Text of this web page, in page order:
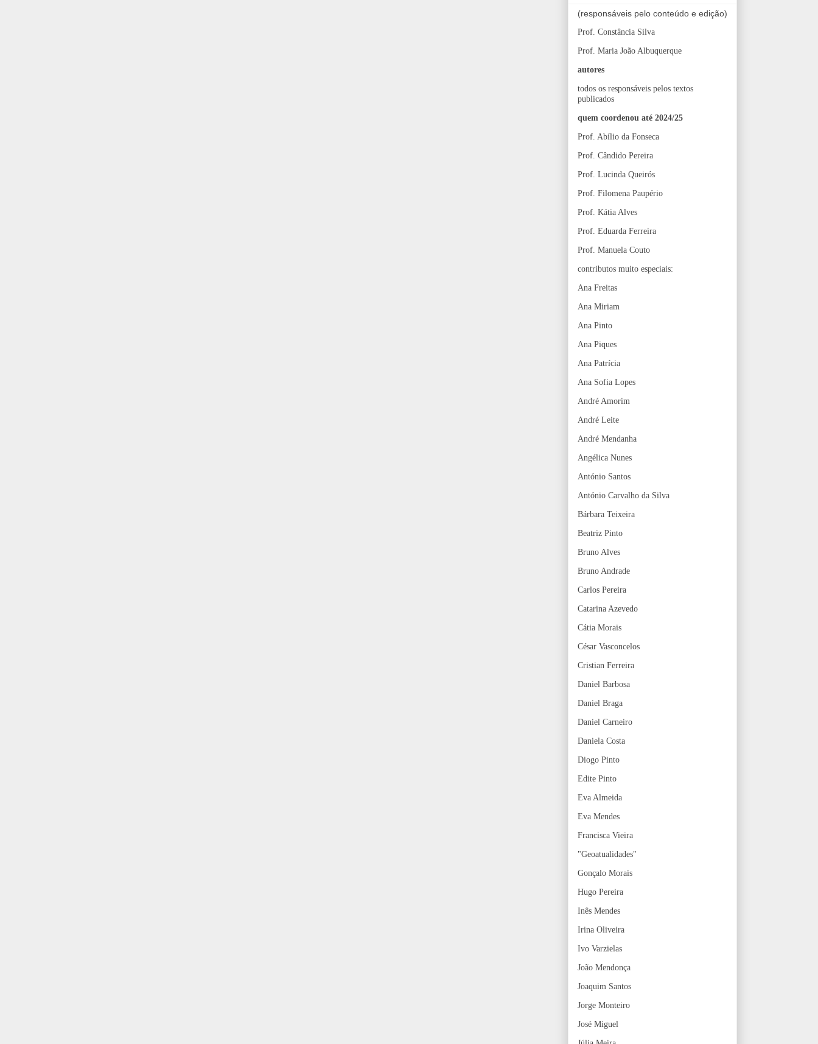
(responsáveis pelo conteúdo e edição)
Prof. Constância Silva
Prof. Maria João Albuquerque
autores
todos os responsáveis pelos textos
publicados
quem coordenou até 2024/25
Prof. Abílio da Fonseca
Prof. Cândido Pereira
Prof. Lucinda Queirós
Prof. Filomena Paupério
Prof. Kátia Alves
Prof. Eduarda Ferreira
Prof. Manuela Couto
contributos muito especiais:
Ana Freitas
Ana Miriam
Ana Pinto
Ana Piques
Ana Patrícia
Ana Sofia Lopes
André Amorim
André Leite
André Mendanha
Angélica Nunes
António Santos
António Carvalho da Silva
Bárbara Teixeira
Beatriz Pinto
Bruno Alves
Bruno Andrade
Carlos Pereira
Catarina Azevedo
Cátia Morais
César Vasconcelos
Cristian Ferreira
Daniel Barbosa
Daniel Braga
Daniel Carneiro
Daniela Costa
Diogo Pinto
Edite Pinto
Eva Almeida
Eva Mendes
Francisca Vieira
"Geoatualidades"
Gonçalo Morais
Hugo Pereira
Inês Mendes
Irina Oliveira
Ivo Varzielas
João Mendonça
Joaquim Santos
Jorge Monteiro
José Miguel